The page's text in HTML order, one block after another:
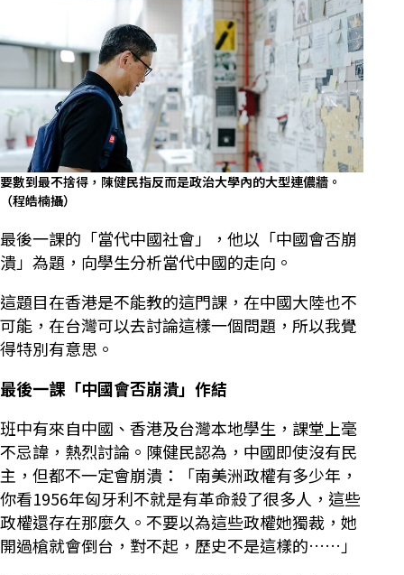
要數到最不捨得，陳健民指反而是政治大學內的大型連儂牆。
（程皓楠攝）
最後一課的「當代中國社會」，他以「中國會否崩
潰」為題，向學生分析當代中國的走向。
這題目在香港是不能教的這門課，在中國大陸也不
可能，在台灣可以去討論這樣一個問題，所以我覺
得特別有意思。
最後一課「中國會否崩潰」作結
班中有來自中國、香港及台灣本地學生，課堂上毫
不忌諱，熱烈討論。陳健民認為，中國即使沒有民
主，但都不一定會崩潰：「南美洲政權有多少年，
你看1956年匈牙利不就是有革命殺了很多人，這些
政權還存在那麼久。不要以為這些政權她獨裁，她
開過槍就會倒台，對不起，歷史不是這樣的……」